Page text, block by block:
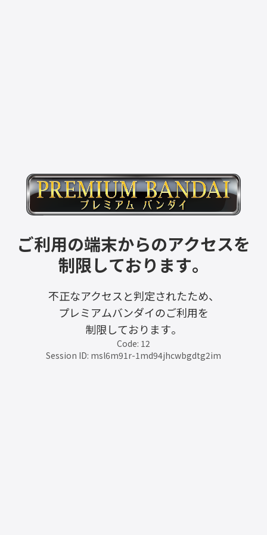
ご利用の端末からのアクセスを
制限しております。
不正なアクセスと判定されたため、
プレミアムバンダイのご利用を
制限しております。
Code: 12
Session ID: msl6m91r-1md94jhcwbgdtg2im